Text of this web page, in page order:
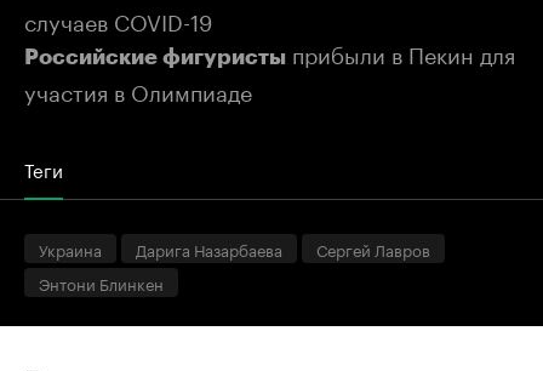
случаев COVID-19
Российские фигуристы прибыли в Пекин для
участия в Олимпиаде
Теги
Украина Дарига Назарбаева
Сергей Лавров
Энтони Блинкен